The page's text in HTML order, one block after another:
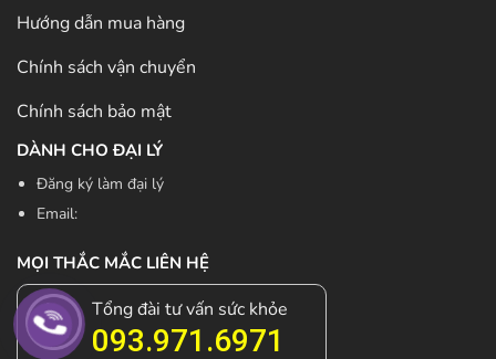
Hướng dẫn mua hàng
Chính sách vận chuyển
Chính sách bảo mật
DÀNH CHO ĐẠI LÝ
Đăng ký làm đại lý
Email:
MỌI THẮC MẮC LIÊN HỆ
Tổng đài tư vấn sức khỏe
093.971.6971